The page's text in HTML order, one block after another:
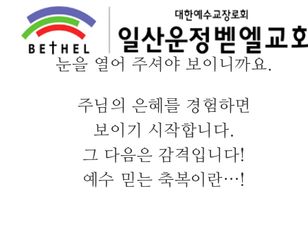
베풀어 주셨어도
알지 못합니다.
눈을 열어 주셔야 보이니까요.
주님의 은혜를 경험하면
보이기 시작합니다.
그 다음은 감격입니다!
예수 믿는 축복이란…!